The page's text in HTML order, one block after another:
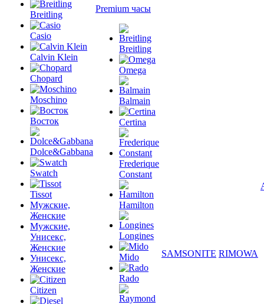
Breitling
Casio
Calvin Klein
Chopard
Moschino
Восток
Dolce&Gabbana
Swatch
Tissot
Мужские,
Женские
Мужские,
Унисекс,
Женские
Унисекс,
Женские
Citizen
Premium часы
Breitling
Omega
Balmain
Certina
Frederique
Constant
Hamilton
Longines
Mido
Rado
SAMSONITE RIMOWA